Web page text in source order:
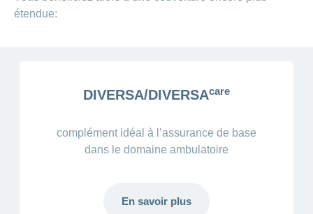
étendue:
DIVERSA/DIVERSAcare
complément idéal à l’assurance de base
dans le domaine ambulatoire
En savoir plus